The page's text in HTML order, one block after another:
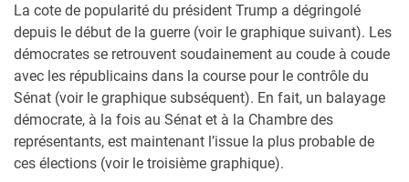
La cote de popularité du président Trump a dégringolé
depuis le début de la guerre (voir le graphique suivant). Les
démocrates se retrouvent soudainement au coude à coude
avec les républicains dans la course pour le contrôle du
Sénat (voir le graphique subséquent). En fait, un balayage
démocrate, à la fois au Sénat et à la Chambre des
représentants, est maintenant l’issue la plus probable de
ces élections (voir le troisième graphique).